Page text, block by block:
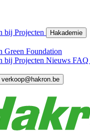
bij Projecten Hakademie
Green Foundation
bij Projecten Nieuws FAQ
verkoop@hakron.be